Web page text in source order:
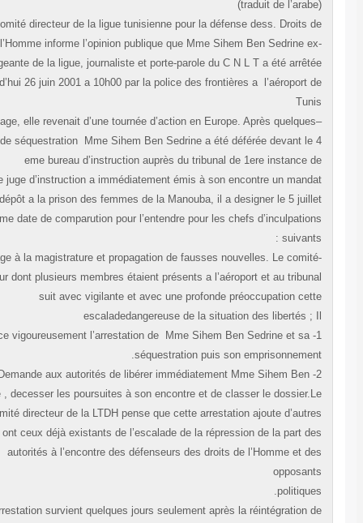
Le comité directeur de la ligue tunisienne pour la défense dess. Droits
l’Homme informe l’opinion publique que Mme Sihem Ben Sedrine
dirigeante de la ligue, journaliste et porte-parole du C N L T a été
aujourd’hui 26 juin 2001 a 10h00 par la police des frontières a l’aéroport
–Carthage, elle revenait d’une tournée d’action en Europe. Après
heures de séquestration Mme Sihem Ben Sedrine a été déférée devant le
eme bureau d’instruction auprès du tribunal de 1ere instance
Tunis.Le juge d’instruction a immédiatement émis à son encontre un
de dépôt a la prison des femmes de la Manouba, il a designer le 5
comme date de comparution pour l’entendre pour les chefs
-outrage à la magistrature et propagation de fausses nouvelles. Le
directeur dont plusieurs membres étaient présents a l’aéroport et au
suit avec vigilante et avec une profonde préoccupation
escaladedangereuse de la situation des libertés
1- Dénonce vigoureusement l’arrestation de Mme Sihem Ben Sedrine et sa
séquestration puis son
2- Demande aux autorités de libérer immédiatement Mme Sihem Ben
Sedrine , decesser les poursuites à son encontre et de classer le
comité directeur de la LTDH pense que cette arrestation ajoute
indices ont ceux déjà existants de l’escalade de la répression de la part
autorités à l’encontre des défenseurs des droits de l’Homme et
Cette arrestation survient quelques jours seulement après la réintégration